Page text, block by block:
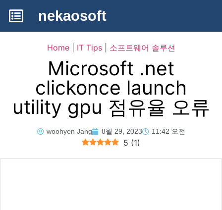
nekaosoft
Home| IT Tips| 소프트웨어 솔루션
Microsoft .net
clickonce launch
utility gpu 점유율 오류
woohyen Jang 8월 29, 2023 11:42 오전
5 (1)